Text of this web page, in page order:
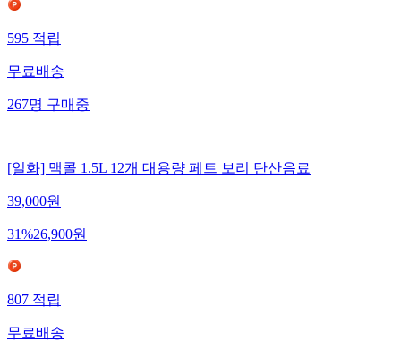
595 적립
무료배송
267명 구매중
[일화] 맥콜 1.5L 12개 대용량 페트 보리 탄산음료
39,000원
31%26,900원
807 적립
무료배송